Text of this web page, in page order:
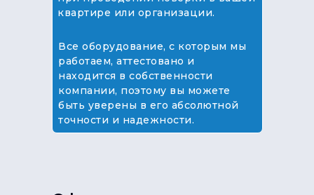
Все оборудование, с которым мы
работаем, аттестовано и
находится в собственности
компании, поэтому вы можете
быть уверены в его абсолютной
точности и надежности.
квартире или организации.